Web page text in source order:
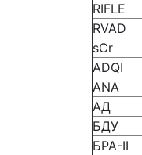
RIFLE
RVAD
sCr
АDQI
АNА
АД
БДУ
БРА-II